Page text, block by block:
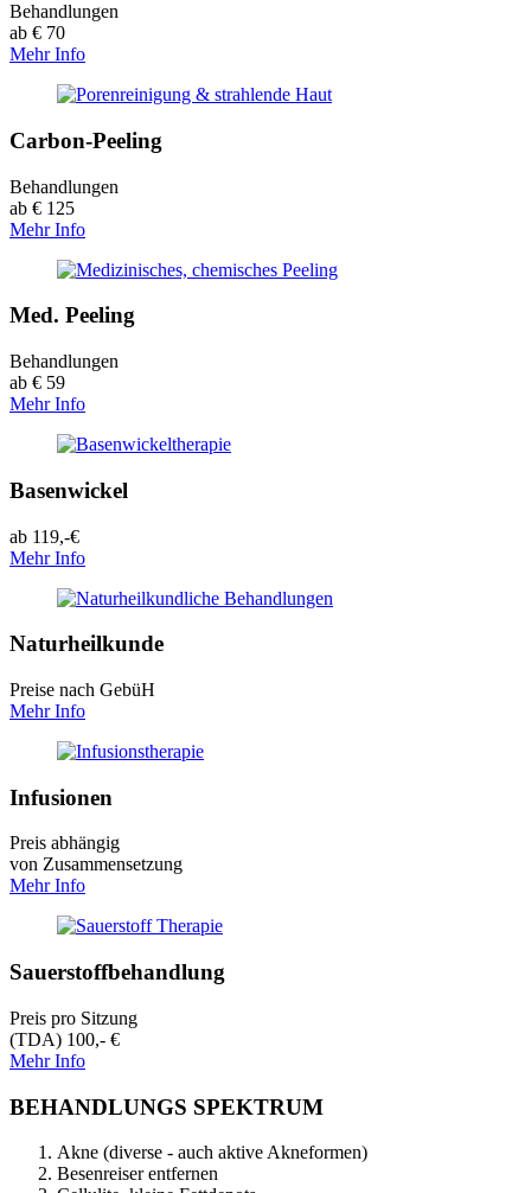
Behandlungen
ab € 70
Mehr Info
Carbon-Peeling
Behandlungen
ab € 125
Mehr Info
Med. Peeling
Behandlungen
ab € 59
Mehr Info
Basenwickel
ab 119,-€
Mehr Info
Naturheilkunde
Preise nach GebüH
Mehr Info
Infusionen
Preis abhängig
von Zusammensetzung
Mehr Info
Sauerstoffbehandlung
Preis pro Sitzung
(TDA) 100,- €
Mehr Info
BEHANDLUNGS SPEKTRUM
Akne (diverse - auch aktive Akneformen)
Besenreiser entfernen